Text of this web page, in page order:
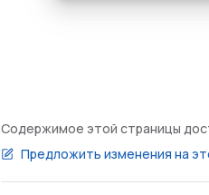
Содержимое этой страницы
Предложить изменения на